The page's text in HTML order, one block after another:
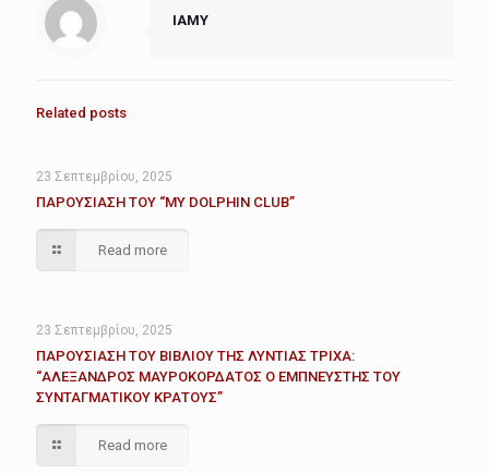
IAMY
Related posts
23 Σεπτεμβρίου, 2025
ΠΑΡΟΥΣΙΑΣΗ ΤΟΥ “MY DOLPHIN CLUB”
Read more
23 Σεπτεμβρίου, 2025
ΠΑΡΟΥΣΙΑΣΗ ΤΟΥ ΒΙΒΛΙΟΥ ΤΗΣ ΛΥΝΤΙΑΣ ΤΡΙΧΑ:
“ΑΛΕΞΑΝΔΡΟΣ ΜΑΥΡΟΚΟΡΔΑΤΟΣ Ο ΕΜΠΝΕΥΣΤΗΣ ΤΟΥ
ΣΥΝΤΑΓΜΑΤΙΚΟΥ ΚΡΑΤΟΥΣ”
Read more